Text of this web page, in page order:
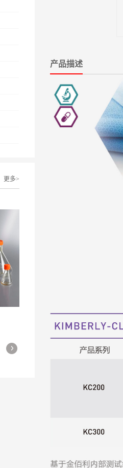
更多>
More
产品描述